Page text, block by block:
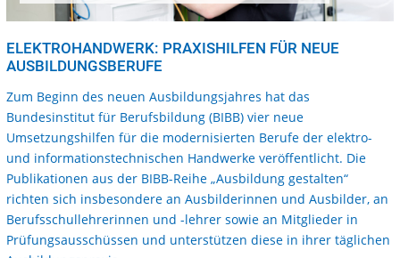
ELEKTROHANDWERK: PRAXISHILFEN FÜR NEUE
AUSBILDUNGSBERUFE
Zum Beginn des neuen Ausbildungsjahres hat das
Bundesinstitut für Berufsbildung (BIBB) vier neue
Umsetzungshilfen für die modernisierten Berufe der elektro-
und informationstechnischen Handwerke veröffentlicht. Die
Publikationen aus der BIBB-Reihe „Ausbildung gestalten“
richten sich insbesondere an Ausbilderinnen und Ausbilder, an
Berufsschullehrerinnen und -lehrer sowie an Mitglieder in
Prüfungsausschüssen und unterstützen diese in ihrer täglichen